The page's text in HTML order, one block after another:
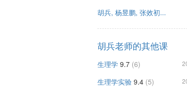
胡兵, 杨昱鹏, 张效初...
胡兵老师的其他课
生理学 9.7 (6)
生理学实验 9.4 (5)